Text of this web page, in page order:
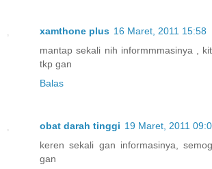
xamthone plus 16 Maret, 2011 15:58
mantap sekali nih informmmasinya ,
tkp gan
Balas
obat darah tinggi 19 Maret, 2011
keren sekali gan informasinya,
gan